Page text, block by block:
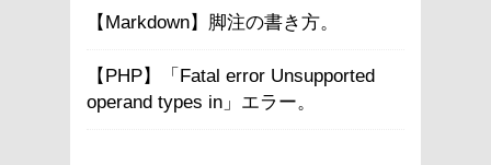
【Markdown】脚注の書き方。
【PHP】「Fatal error Unsupported
operand types in」エラー。